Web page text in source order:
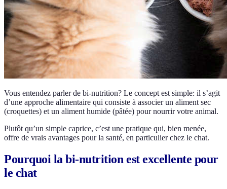
Vous entendez parler de bi-nutrition? Le concept est simple: il s’agit
d’une approche alimentaire qui consiste à associer un aliment sec
(croquettes) et un aliment humide (pâtée) pour nourrir votre animal.
Plutôt qu’un simple caprice, c’est une pratique qui, bien menée,
offre de vrais avantages pour la santé, en particulier chez le chat.
Pourquoi la bi-nutrition est excellente pour
le chat